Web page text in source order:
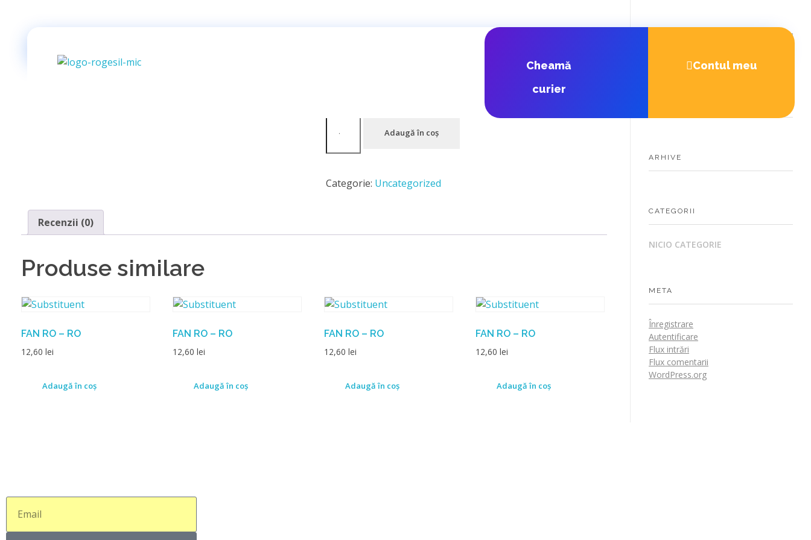
Cheamă
curier
Contul meu
Adaugă în coș
Categorie: Uncategorized
Recenzii (0)
Produse similare
FAN RO – RO
12,60 lei
Adaugă în coș
FAN RO – RO
12,60 lei
Adaugă în coș
FAN RO – RO
12,60 lei
Adaugă în coș
FAN RO – RO
12,60 lei
Adaugă în coș
ARHIVE
CATEGORII
NICIO CATEGORIE
META
Înregistrare
Autentificare
Flux intrări
Flux comentarii
WordPress.org